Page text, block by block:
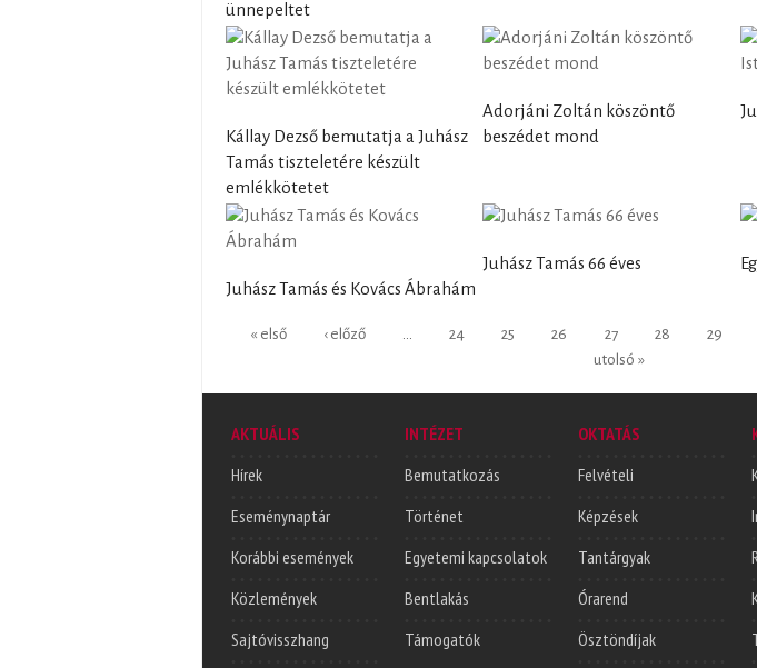
ünnepeltet
Kállay Dezső bemutatja a Juhász
Tamás tiszteletére készült
emlékkötetet
Adorjáni Zoltán köszöntő
beszédet mond
Juhász Tamás és Kovács Ábrahám
Juhász Tamás 66 éves
Oldalak
« első ‹ előző 24 25 26 27 28 29
utolsó »
AKTUÁLIS
Hírek
Eseménynaptár
Korábbi események
Közlemények
Sajtóvisszhang
INTÉZET
Bemutatkozás
Történet
Egyetemi kapcsolatok
Bentlakás
Támogatók
OKTATÁS
Felvételi
Képzések
Tantárgyak
Órarend
Ösztöndíjak